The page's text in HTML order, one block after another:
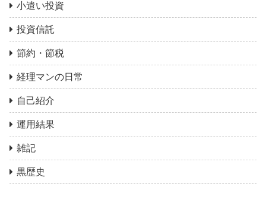
小遣い投資
投資信託
節約・節税
経理マンの日常
自己紹介
運用結果
雑記
黒歴史